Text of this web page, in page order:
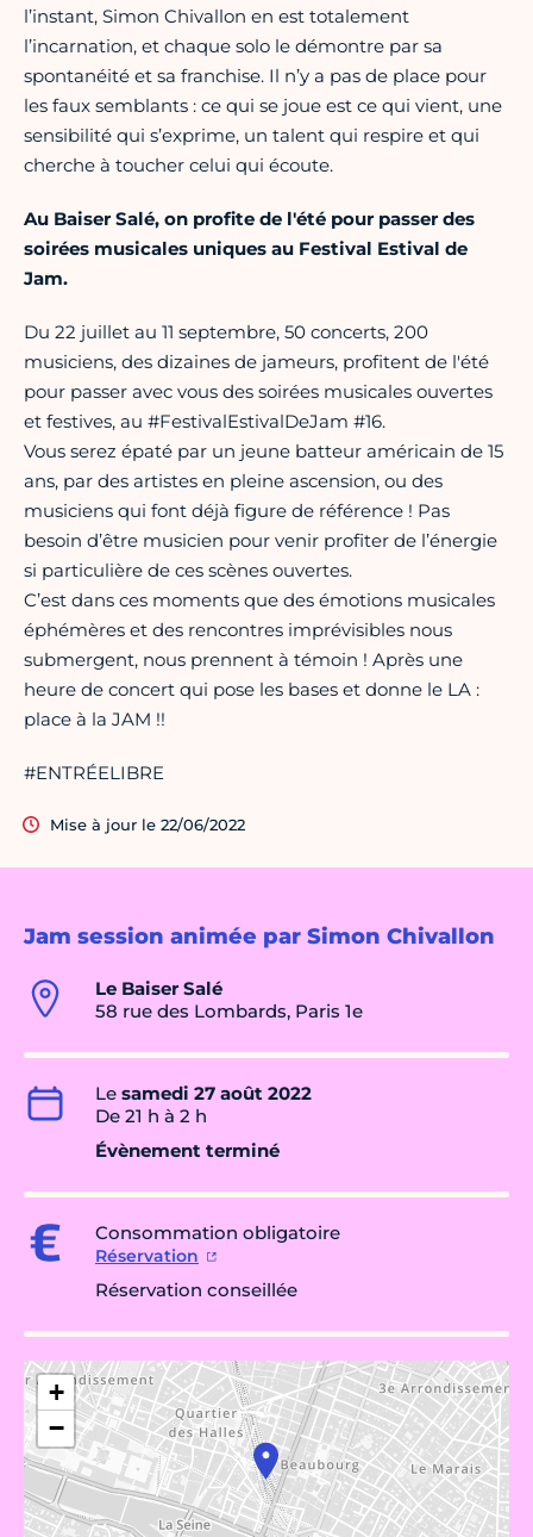
Jam session animée par Simon Chivallon
Le Baiser Salé
58 rue des Lombards, Paris 1e
Le samedi 27 août 2022
De 21 h à 2 h
Évènement terminé
Consommation obligatoire
Réservation
Réservation conseillée
+
−
l’instant, Simon Chivallon en est totalement
l’incarnation, et chaque solo le démontre par sa
spontanéité et sa franchise. Il n’y a pas de place pour
les faux semblants : ce qui se joue est ce qui vient, une
sensibilité qui s’exprime, un talent qui respire et qui
cherche à toucher celui qui écoute.
Au Baiser Salé, on profite de l'été pour passer des
soirées musicales uniques au Festival Estival de
Jam.
Du 22 juillet au 11 septembre, 50 concerts, 200
musiciens, des dizaines de jameurs, profitent de l'été
pour passer avec vous des soirées musicales ouvertes
et festives, au #FestivalEstivalDeJam #16.
Vous serez épaté par un jeune batteur américain de 15
ans, par des artistes en pleine ascension, ou des
musiciens qui font déjà figure de référence ! Pas
besoin d’être musicien pour venir profiter de l’énergie
si particulière de ces scènes ouvertes.
C’est dans ces moments que des émotions musicales
éphémères et des rencontres imprévisibles nous
submergent, nous prennent à témoin ! Après une
heure de concert qui pose les bases et donne le LA :
place à la JAM !!
#ENTRÉELIBRE
Mise à jour le 22/06/2022